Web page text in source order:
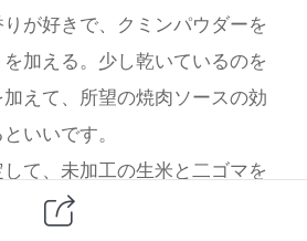
が好きで、クミンパウダーを
加える。少し乾いているのを
えて、所望の焼肉ソースの効
いいです。
て、未加工の生米と二ゴマを
て、焼いた後に熟した二ゴマ